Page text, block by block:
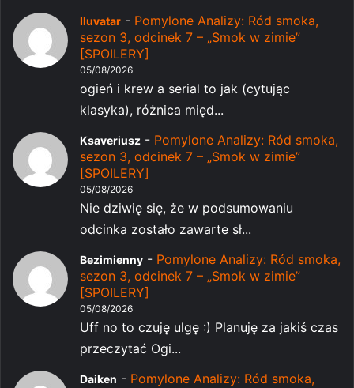
Iluvatar - Pomylone Analizy: Ród smoka,
sezon 3, odcinek 7 – „Smok w zimie”
[SPOILERY]
05/08/2026
ogień i krew a serial to jak (cytując
klasyka), różnica międ...
Ksaveriusz - Pomylone Analizy: Ród smoka,
sezon 3, odcinek 7 – „Smok w zimie”
[SPOILERY]
05/08/2026
Nie dziwię się, że w podsumowaniu
odcinka zostało zawarte sł...
Bezimienny - Pomylone Analizy: Ród smoka,
sezon 3, odcinek 7 – „Smok w zimie”
[SPOILERY]
05/08/2026
Uff no to czuję ulgę :) Planuję za jakiś czas
przeczytać Ogi...
Daiken - Pomylone Analizy: Ród smoka,